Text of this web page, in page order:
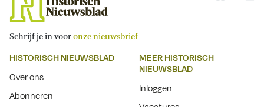
Schrijf je in vooronze nieuwsbrief
HISTORISCH NIEUWSBLAD
Over ons
Abonneren
MEER HISTORISCH
NIEUWSBLAD
Inloggen